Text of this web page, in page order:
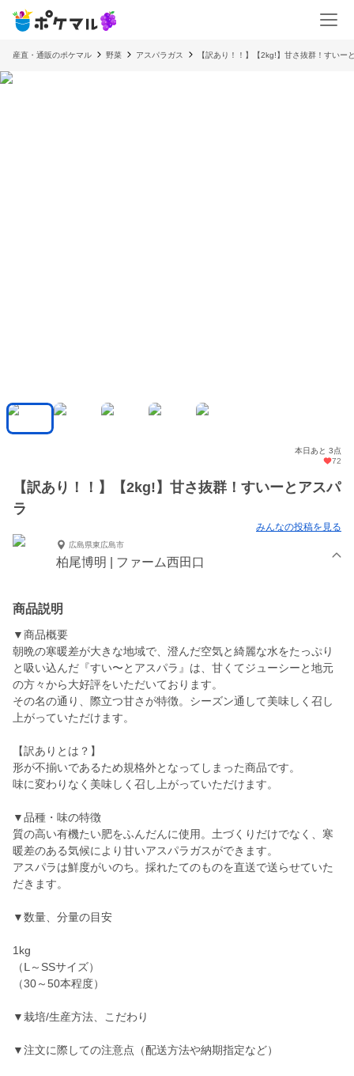
産直・通販のポケマル 野菜 アスパラガス 【訳あり！！】【2kg!】甘さ抜群！すいー
本日あと 3点
72
【訳あり！！】【2kg!】甘さ抜群！すいーとアスパ
ラ
みんなの投稿を見る
広島県東広島市
柏尾博明 | ファーム西田口
商品説明
▼商品概要
朝晩の寒暖差が大きな地域で、澄んだ空気と綺麗な水をたっぷり
と吸い込んだ『すい〜とアスパラ』は、甘くてジューシーと地元
の方々から大好評をいただいております。
その名の通り、際立つ甘さが特徴。シーズン通して美味しく召し
上がっていただけます。
【訳ありとは？】
形が不揃いであるため規格外となってしまった商品です。
味に変わりなく美味しく召し上がっていただけます。
▼品種・味の特徴
質の高い有機たい肥をふんだんに使用。土づくりだけでなく、寒
暖差のある気候により甘いアスパラガスができます。
アスパラは鮮度がいのち。採れたてのものを直送で送らせていた
だきます。
▼数量、分量の目安
1kg
（Ⅼ～SSサイズ）
（30～50本程度）
▼栽培/生産方法、こだわり
▼注文に際しての注意点（配送方法や納期指定など）